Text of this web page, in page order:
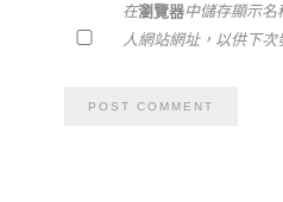
在瀏覽器中儲存顯示
人網站網址，以供下次